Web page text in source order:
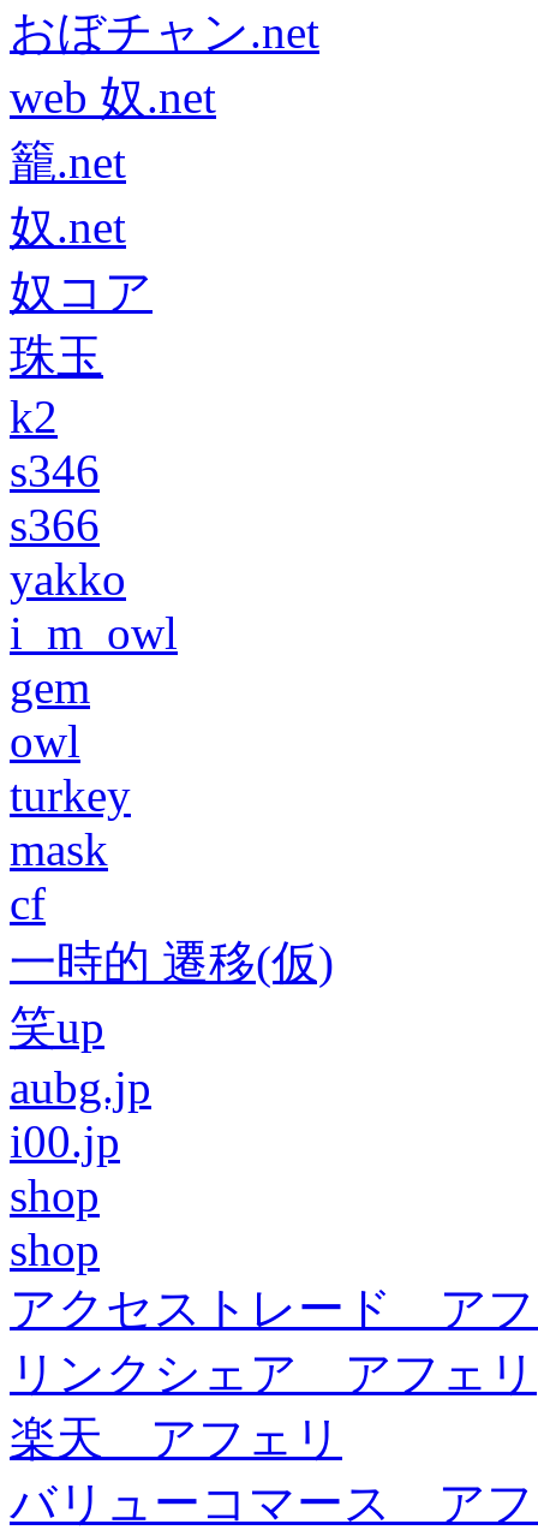
おぼチャン.net
web 奴.net
籠.net
奴.net
奴コア
珠玉
k2
s346
s366
yakko
i_m_owl
gem
owl
turkey
mask
cf
一時的 遷移(仮)
笑up
aubg.jp
i00.jp
shop
shop
アクセストレード ア
リンクシェア アフェリ
楽天 アフェリ
バリューコマース ア